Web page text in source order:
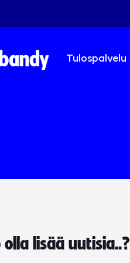
Tulospalvelu
olla lisää uutisia..?